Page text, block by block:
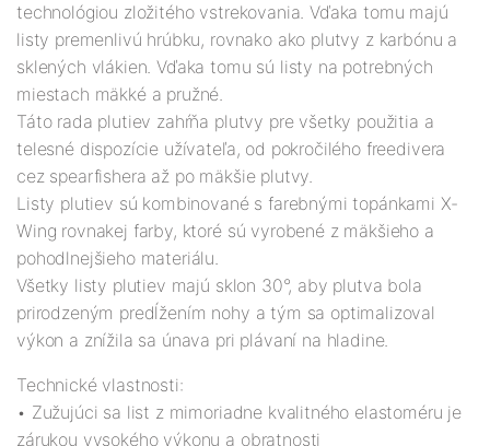
technológiou zložitého vstrekovania. Vďaka tomu majú
listy premenlivú hrúbku, rovnako ako plutvy z karbónu a
sklených vlákien. Vďaka tomu sú listy na potrebných
miestach mäkké a pružné.
Táto rada plutiev zahŕňa plutvy pre všetky použitia a
telesné dispozície užívateľa, od pokročilého freedivera
cez spearfishera až po mäkšie plutvy.
Listy plutiev sú kombinované s farebnými topánkami X-
Wing rovnakej farby, ktoré sú vyrobené z mäkšieho a
pohodlnejšieho materiálu.
Všetky listy plutiev majú sklon 30°, aby plutva bola
prirodzeným predĺžením nohy a tým sa optimalizoval
výkon a znížila sa únava pri plávaní na hladine.
Technické vlastnosti:
• Zužujúci sa list z mimoriadne kvalitného elastoméru je
zárukou vysokého výkonu a obratnosti